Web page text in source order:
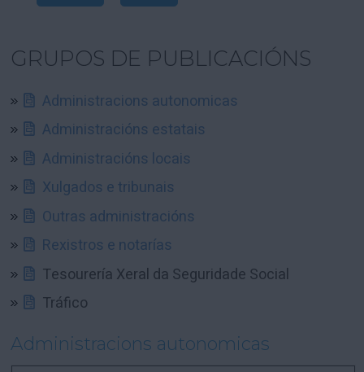
GRUPOS DE PUBLICACIÓNS
Administracions autonomicas
Administracións estatais
Administracións locais
Xulgados e tribunais
Outras administracións
Rexistros e notarías
Tesourería Xeral da Seguridade Social
Tráfico
Administracions autonomicas